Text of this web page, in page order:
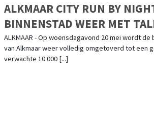
ALKMAAR CITY RUN BY
BINNENSTAD WEER MET
LICHTOBJECTEN
ALKMAAR - Op woensdagavond 20 mei wordt
van Alkmaar weer volledig omgetoverd tot een
verwachte 10.000 [...]